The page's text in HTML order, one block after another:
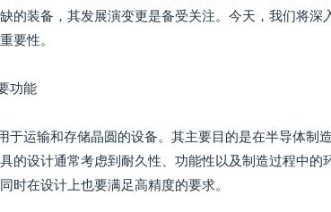
的装备，其发展演变更是备受关注。今天，我们将深
要性。
功能
于运输和存储晶圆的设备。其主要目的是在半导体制
的设计通常考虑到耐久性、功能性以及制造过程中的
时在设计上也要满足高精度的要求。